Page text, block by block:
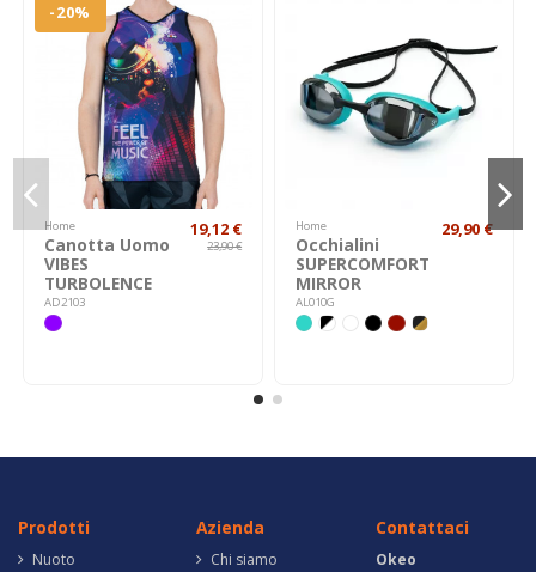
-20%
Home
Canotta Uomo
VIBES
TURBOLENCE
AD2103
19,12 €
23,90 €
Home
Occhialini
SUPERCOMFORT
MIRROR
AL010G
29,90 €
Prodotti
Nuoto
Azienda
Chi siamo
Contattaci
Okeo